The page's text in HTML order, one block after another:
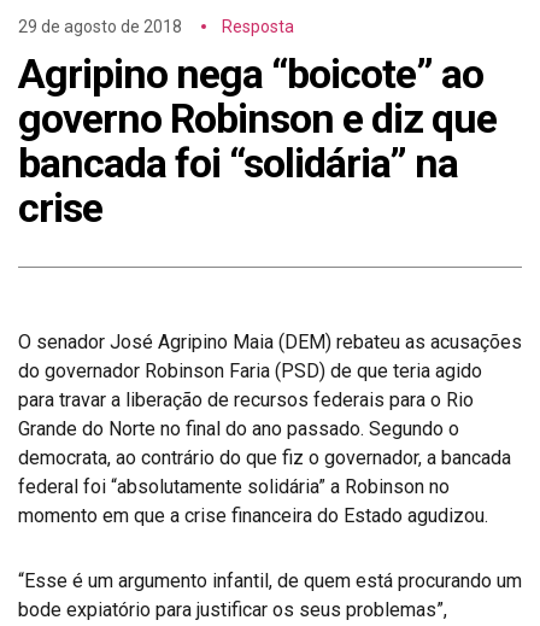
29 de agosto de 2018 Resposta
Agripino nega “boicote” ao
governo Robinson e diz que
bancada foi “solidária” na
crise
O senador José Agripino Maia (DEM) rebateu as acusações
do governador Robinson Faria (PSD) de que teria agido
para travar a liberação de recursos federais para o Rio
Grande do Norte no final do ano passado. Segundo o
democrata, ao contrário do que fiz o governador, a bancada
federal foi “absolutamente solidária” a Robinson no
momento em que a crise financeira do Estado agudizou.
“Esse é um argumento infantil, de quem está procurando um
bode expiatório para justificar os seus problemas”,